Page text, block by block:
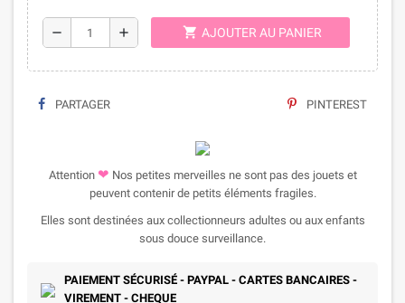
remove add shopping_cart AJOUTER AU PANIER
PARTAGER PINTEREST
Attention ❤ Nos petites merveilles ne sont pas des jouets et
peuvent contenir de petits éléments fragiles.
Elles sont destinées aux collectionneurs adultes ou aux enfants
sous douce surveillance.
PAIEMENT SÉCURISÉ - PAYPAL - CARTES BANCAIRES -
VIREMENT - CHEQUE